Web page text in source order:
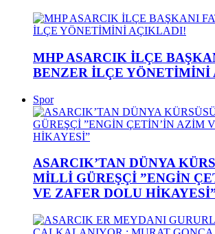
MHP ASARCIK İLÇE
BENZER İLÇE
Spor
ASARCIK’TAN DÜNYA
MİLLİ GÜREŞÇİ ”ENGİN
VE ZAFER DOLU